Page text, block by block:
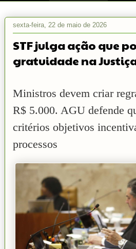
sexta-feira, 22 de maio de 2026
STF julga ação que
gratuidade na
Ministros devem criar
R$ 5.000. AGU defende
critérios objetivos
processos